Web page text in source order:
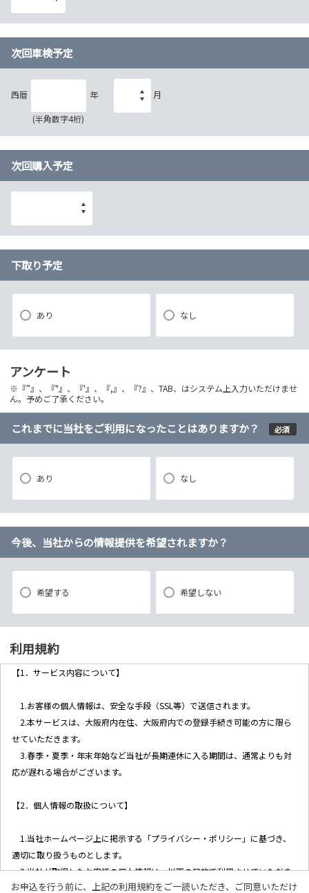
次回車検予定
西暦 年
(半角数字4桁)
月
次回購入予定
下取り予定
あり なし
アンケート
※『”』、『"』、『'』、『,』、『?』、TAB、はシステム上入力いただけませ
ん。予めご了承ください。
これまでに当社をご利用になったことはありますか？ 必須
あり なし
今後、当社からの情報提供を希望されますか？
希望する 希望しない
利用規約
【1．サービス内容について】
1.お客様の個人情報は、安全な手段（SSL等）で送信されます。
2.本サービスは、大阪府内在住、大阪府内での登録手続き可能の方に限ら
せていただきます。
3.春季・夏季・年末年始など当社が長期連休に入る期間は、通常よりも対
応が遅れる場合がございます。
【2．個人情報の取扱について】
1.当社ホームページ上に掲示する「プライバシー・ポリシー」に基づき、
適切に取り扱うものとします。
2.当社が取得したお客様の個人情報は、以下の目的で利用させていただき
ます。
お申込を行う前に、上記の利用規約をご一読いただき、ご同意いただけ